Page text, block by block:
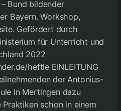
Bund bildender
Bayern. Workshop,
Gefördert durch
für Unterricht und
2022
heftle EINLEITUNG
der Antonius-
in Mertingen dazu
schon in einem